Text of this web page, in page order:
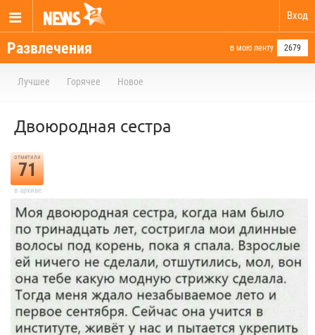
Вход
Развлечения в мою ленту 2679
Лучшее Горячее Новое
Двоюродная сестра
отметили
71
в архиве